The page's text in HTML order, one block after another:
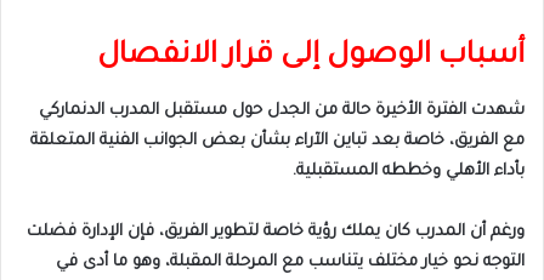
أسباب الوصول إلى قرار الانفصال
شهدت الفترة الأخيرة حالة من الجدل حول مستقبل المدرب الدنماركي
مع الفريق، خاصة بعد تباين الآراء بشأن بعض الجوانب الفنية المتعلقة
بأداء الأهلي وخططه المستقبلية.
ورغم أن المدرب كان يملك رؤية خاصة لتطوير الفريق، فإن الإدارة فضلت
التوجه نحو خيار مختلف يتناسب مع المرحلة المقبلة، وهو ما أدى في